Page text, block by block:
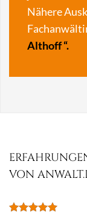
Nähere
Althoff“.
VON